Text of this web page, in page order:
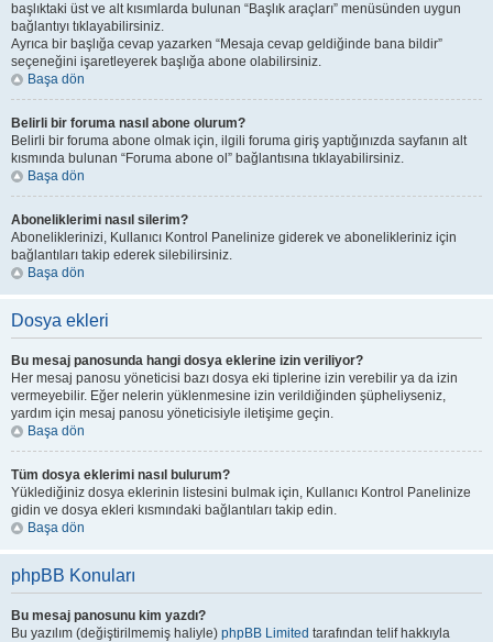
başlıktaki üst ve alt kısımlarda bulunan “Başlık araçları” menüsünden uygun
bağlantıyı tıklayabilirsiniz.
Ayrıca bir başlığa cevap yazarken “Mesaja cevap geldiğinde bana bildir”
seçeneğini işaretleyerek başlığa abone olabilirsiniz.
Başa dön
Belirli bir foruma nasıl abone olurum?
Belirli bir foruma abone olmak için, ilgili foruma giriş yaptığınızda sayfanın alt
kısmında bulunan “Foruma abone ol” bağlantısına tıklayabilirsiniz.
Başa dön
Aboneliklerimi nasıl silerim?
Aboneliklerinizi, Kullanıcı Kontrol Panelinize giderek ve abonelikleriniz için
bağlantıları takip ederek silebilirsiniz.
Başa dön
Dosya ekleri
Bu mesaj panosunda hangi dosya eklerine izin veriliyor?
Her mesaj panosu yöneticisi bazı dosya eki tiplerine izin verebilir ya da izin
vermeyebilir. Eğer nelerin yüklenmesine izin verildiğinden şüpheliyseniz,
yardım için mesaj panosu yöneticisiyle iletişime geçin.
Başa dön
Tüm dosya eklerimi nasıl bulurum?
Yüklediğiniz dosya eklerinin listesini bulmak için, Kullanıcı Kontrol Panelinize
gidin ve dosya ekleri kısmındaki bağlantıları takip edin.
Başa dön
phpBB Konuları
Bu mesaj panosunu kim yazdı?
Bu yazılım (değiştirilmemiş haliyle) phpBB Limited tarafından telif hakkıyla